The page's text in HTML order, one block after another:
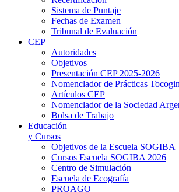
Sistema de Puntaje
Fechas de Examen
Tribunal de Evaluación
CEP
Autoridades
Objetivos
Presentación CEP 2025-2026
Nomenclador de Prácticas
Artículos CEP
Nomenclador de la Sociedad
Bolsa de Trabajo
Educación
y Cursos
Objetivos de la Escuela SOGIBA
Cursos Escuela SOGIBA 2026
Centro de Simulación
Escuela de Ecografía
PROAGO